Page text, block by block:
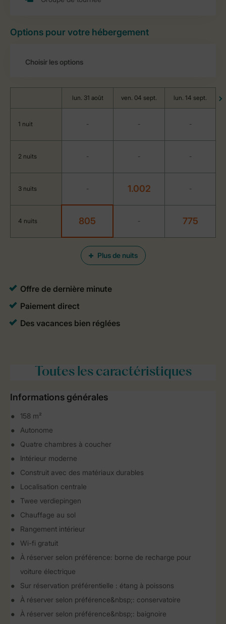
Options pour votre hébergement
Plus de nuits
lun. 31 août ven. 04 sept. lun. 14 sept.
1 nuit - - -
2 nuits - - -
3 nuits - 1.002 -
4 nuits 805 - 775
Toutesles caractéristiques
Informations générales
158 m²
Autonome
Quatre chambres à coucher
Intérieur moderne
Construit avec des matériaux durables
Localisation centrale
Twee verdiepingen
Chauffage au sol
Rangement intérieur
Wi-fi gratuit
À réserver selon préférence: borne de recharge pour
voiture électrique
Sur réservation préférentielle : étang à poissons
À réserver selon préférence&nbsp;: conservatoire
À réserver selon préférence&nbsp;: baignoire